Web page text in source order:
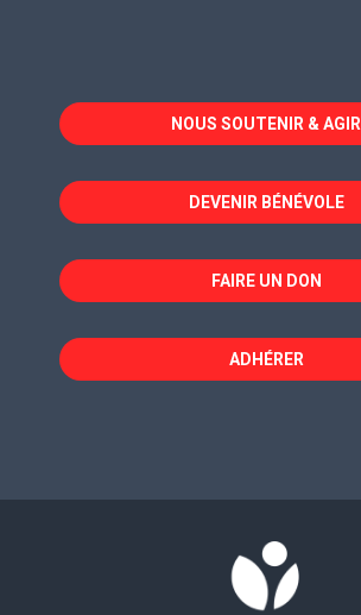
dans
une
fenêtre
dans
une
fenêtre
dans
une
fenêtre
NOUS SOUTENIR & AGIR
DEVENIR BÉNÉVOLE
FAIRE UN DON
ADHÉRER